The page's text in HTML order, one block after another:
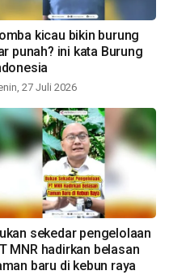
kicau bikin burung
punah? ini kata Burung
27 Juli 2026
sekedar pengelolaan
MNR hadirkan belasan
baru di kebun raya